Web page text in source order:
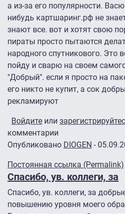
а из-за его популярности.
нибудь картшаринг.рф не
знают все. вот и хотят свою
пираты просто пытаются
народного спутникового. Это
пойду и сварю на своем
"Добрый". если я просто на
его никто не купит, а сок
рекламируют
Войдите или
комментарии
Опубликовано DIOGEN -
Постоянная ссылка (Permalink)
Спасибо, ув. коллеги, за
Спасибо, ув. коллеги, за
повышению уровня моего